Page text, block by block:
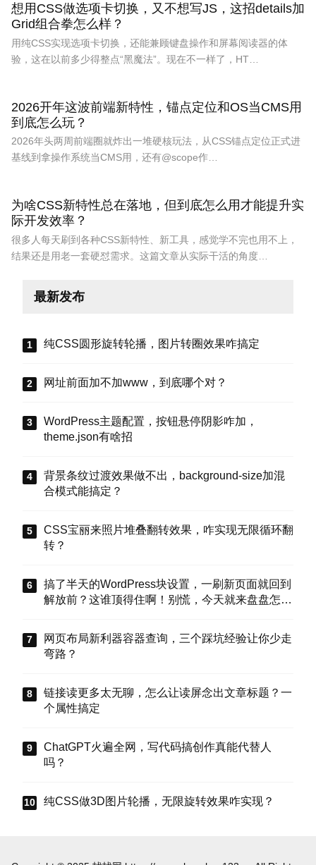
想用CSS做选项卡切换，又不想写JS，这招details加
Grid组合拳怎么样？
用纯CSS实现选项卡切换，还能兼顾键盘操作和屏幕阅读器的体
验，这在以前多少得整点“黑魔法”。现在不一样了，HT…
2026开年这波前端新特性，锚点定位和OS当CMS用
到底怎么玩？
2026年头两周前端圈就炸出一堆硬核玩法，从CSS锚点定位正式进
基线到拿操作系统当CMS用，还有@scope作…
为啥CSS新特性总在落地，但到底怎么用才能提升实
际开发效率？
很多人每天刷到各种CSS新特性、新工具，感觉学不完也用不上，
结果还是用老一套硬怼需求。这篇文章从实际干活的角度…
最新发布
纯CSS圆形旋转轮播，图片转圈效果咋搞定
网址前面加不加www，到底哪个对？
WordPress主题配置，按钮悬停阴影咋加，
theme.json有啥招
背景条纹过渡效果做不出，background-size加混
合模式能搞定？
CSS宝丽来照片堆叠翻转效果，咋实现无限循环翻
转？
搞了半天的WordPress块设置，一刷新页面就回到
解放前？这谁顶得住啊！别慌，今天就来盘盘怎么
车”。
网页布局新利器容器查询，三个踩坑经验让你少走
弯路？
链接读更多太无聊，怎么让读屏念出文章标题？一
个属性搞定
ChatGPT火遍全网，写代码搞创作真能代替人
吗？
纯CSS做3D图片轮播，无限旋转效果咋实现？